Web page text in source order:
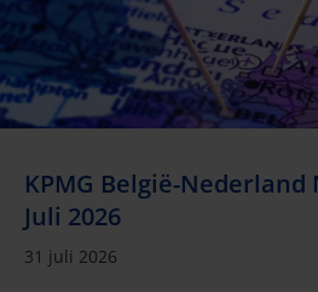
KPMG België-
Juli 2026
31 juli 2026